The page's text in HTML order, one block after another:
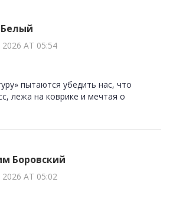
AT 05:54
пытаются убедить нас, что
лежа на коврике и мечтая о
Боровский
AT 05:02